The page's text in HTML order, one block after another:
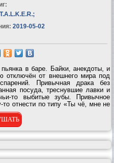
;
2019-05-02
в баре. Байки, анекдоты, и
отключён от внешнего мира под
Привычная драка без
посуда, треснувшие лавки и
то выбитые зубы. Привычное
то отнести по типу «Ты чё, мне не
бывало, после всего этого